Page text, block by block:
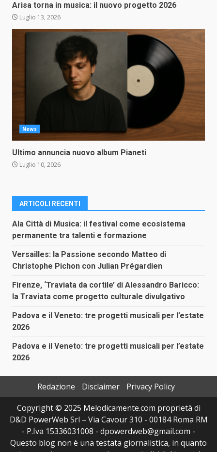
Arisa torna in musica: il nuovo progetto 2026
Luglio 13, 2026
News
Ultimo annuncia nuovo album Pianeti
Luglio 10, 2026
ARTICOLI RECENTI
Ala Città di Musica: il festival come ecosistema
permanente tra talenti e formazione
Versailles: la Passione secondo Matteo di
Christophe Pichon con Julian Prégardien
Firenze, ‘Traviata da cortile’ di Alessandro Baricco:
la Traviata come progetto culturale divulgativo
Padova e il Veneto: tre progetti musicali per l’estate
2026
Padova e il Veneto: tre progetti musicali per l’estate
2026
Redazione Disclaimer
Privacy Policy
Copyright © 2025 Melodicamente.com proprietà di
D&D PowerWeb Srl – Via Cavour 310 - 00184 Roma RM
- P.Iva 15336031008 - dpowerdweb@gmail.com -
Questo blog non è una testata giornalistica, in quanto